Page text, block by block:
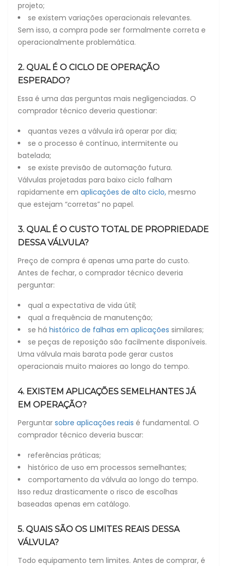
projeto;
se existem variações operacionais relevantes.
Sem isso, a compra pode ser formalmente correta e
operacionalmente problemática.
2. QUAL É O CICLO DE OPERAÇÃO
ESPERADO?
Essa é uma das perguntas mais negligenciadas. O
comprador técnico deveria questionar:
quantas vezes a válvula irá operar por dia;
se o processo é contínuo, intermitente ou
batelada;
se existe previsão de automação futura.
Válvulas projetadas para baixo ciclo falham
rapidamente em aplicações de alto ciclo, mesmo
que estejam “corretas” no papel.
3. QUAL É O CUSTO TOTAL DE PROPRIEDADE
DESSA VÁLVULA?
Preço de compra é apenas uma parte do custo.
Antes de fechar, o comprador técnico deveria
perguntar:
qual a expectativa de vida útil;
qual a frequência de manutenção;
se há histórico de falhas em aplicações similares;
se peças de reposição são facilmente disponíveis.
Uma válvula mais barata pode gerar custos
operacionais muito maiores ao longo do tempo.
4. EXISTEM APLICAÇÕES SEMELHANTES JÁ
EM OPERAÇÃO?
Perguntar sobre aplicações reais é fundamental. O
comprador técnico deveria buscar:
referências práticas;
histórico de uso em processos semelhantes;
comportamento da válvula ao longo do tempo.
Isso reduz drasticamente o risco de escolhas
baseadas apenas em catálogo.
5. QUAIS SÃO OS LIMITES REAIS DESSA
VÁLVULA?
Todo equipamento tem limites. Antes de comprar, é